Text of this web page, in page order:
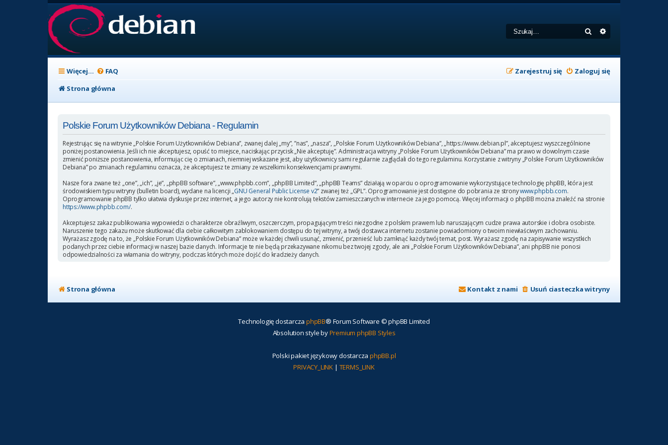
Szukaj
Więcej… FAQ Zaloguj się
Zarejestruj się
Strona główna
Polskie Forum Użytkowników Debiana - Regulamin
Rejestrując się na witrynie „Polskie Forum Użytkowników Debiana”, zwanej dalej „my”, ”nas”, „nasza”, „Polskie Forum Użytkowników Debiana”, „https://www.debian.pl”, akceptujesz wyszczególnione
poniżej postanowienia. Jeśli ich nie akceptujesz, opuść to miejsce, naciskając przycisk „Nie akceptuję”. Administracja witryny „Polskie Forum Użytkowników Debiana” ma prawo w dowolnym czasie
zmienić poniższe postanowienia, informując cię o zmianach, niemniej wskazane jest, aby użytkownicy sami regularnie zaglądali do tego regulaminu. Korzystanie z witryny „Polskie Forum Użytkowników
Debiana” po zmianach regulaminu oznacza, że akceptujesz te zmiany ze wszelkimi konsekwencjami prawnymi.
Nasze fora zwane też „one”, „ich”, „je”, „phpBB software”, „www.phpbb.com”, „phpBB Limited”, „phpBB Teams” działają w oparciu o oprogramowanie wykorzystujące technologię phpBB, która jest
środowiskiem typu witryny (bulletin board), wydane na licencji „GNU General Public License v2” zwanej też „GPL”. Oprogramowanie jest dostępne do pobrania ze stronywww.phpbb.com.
Oprogramowanie phpBB tylko ułatwia dyskusje przez internet, a jego autorzy nie kontrolują tekstów zamieszczanych w internecie za jego pomocą. Więcej informacji o phpBB można znaleźć na stronie
https://www.phpbb.com/.
Akceptujesz zakaz publikowania wypowiedzi o charakterze obraźliwym, oszczerczym, propagującym treści niezgodne z polskim prawem lub naruszającym cudze prawa autorskie i dobra osobiste.
Naruszenie tego zakazu może skutkować dla ciebie całkowitym zablokowaniem dostępu do tej witryny, a twój dostawca internetu zostanie powiadomiony o twoim niewłaściwym zachowaniu.
Wyrażasz zgodę na to, że „Polskie Forum Użytkowników Debiana” może w każdej chwili usunąć, zmienić, przenieść lub zamknąć każdy twój temat, post. Wyrażasz zgodę na zapisywanie wszystkich
podanych przez ciebie informacji w naszej bazie danych. Informacje te nie będą przekazywane nikomu bez twojej zgody, ale ani „Polskie Forum Użytkowników Debiana”, ani phpBB nie ponosi
odpowiedzialności za włamania do witryny, podczas których może dojść do kradzieży danych.
Strona główna Usuń ciasteczka witryny
Kontakt z nami
Technologię dostarcza phpBB® Forum Software © phpBB Limited
Absolution style byPremium phpBB Styles
Polski pakiet językowy dostarcza phpBB.pl
PRIVACY_LINK | TERMS_LINK